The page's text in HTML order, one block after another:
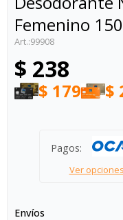
Femenino
99908
$ 238
$ 179 $
Pagos:
Ver
Envíos